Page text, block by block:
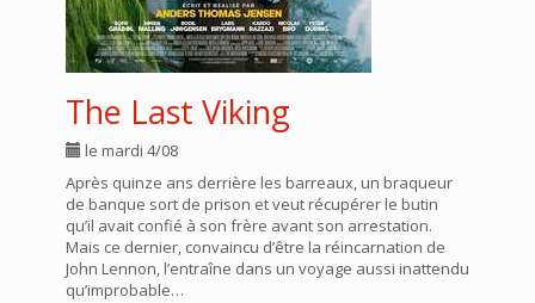
The Last Viking
le mardi 4/08
Après quinze ans derrière les barreaux, un braqueur
de banque sort de prison et veut récupérer le butin
qu’il avait confié à son frère avant son arrestation.
Mais ce dernier, convaincu d’être la réincarnation de
John Lennon, l’entraîne dans un voyage aussi inattendu
qu’improbable…